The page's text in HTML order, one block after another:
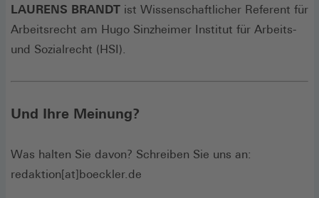
LAURENS BRANDT ist Wissenschaftlicher Referent für
Arbeitsrecht am Hugo Sinzheimer Institut für Arbeits-
und Sozialrecht (HSI).
Und Ihre Meinung?
Was halten Sie davon? Schreiben Sie uns an:
redaktion[at]boeckler.de